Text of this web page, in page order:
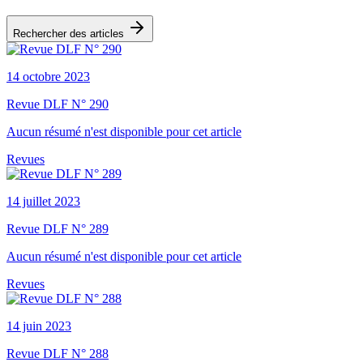
Rechercher des articles
14 octobre 2023
Revue DLF N° 290
Aucun résumé n'est disponible pour cet article
Revues
14 juillet 2023
Revue DLF N° 289
Aucun résumé n'est disponible pour cet article
Revues
14 juin 2023
Revue DLF N° 288